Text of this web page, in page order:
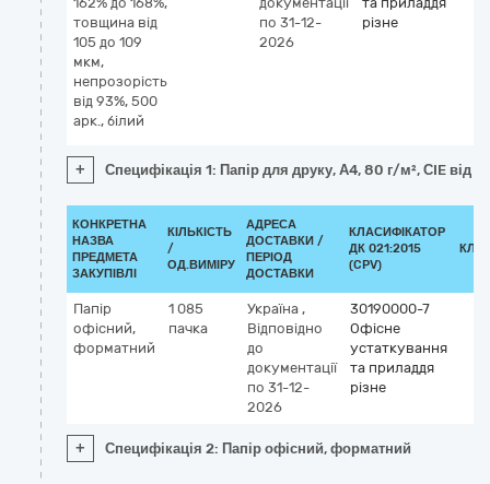
товщина від
105 до 109
мкм,
непрозорість
від 93%, 500
арк., білий
по 31-12-
2026
різне
+ Специфікація 1: Папір для друку, А4, 80 г/м², СIE від
КОНКРЕТНА
НАЗВА
ПРЕДМЕТА
ЗАКУПІВЛІ
КІЛЬКІСТЬ
/
ОД.ВИМІРУ
АДРЕСА
ДОСТАВКИ /
ПЕРІОД
ДОСТАВКИ
КЛАСИФІКАТОР
ДК 021:2015
(CPV)
Папір
офісний,
форматний
1 085
пачка
Україна ,
Відповідно
до
документації
по 31-12-
2026
30190000-7
Офісне
устаткування
та приладдя
різне
+ Специфікація 2: Папір офісний, форматний